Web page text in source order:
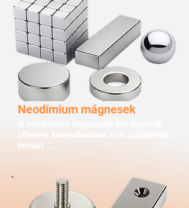
ellenére kiemelkedően erős mágneses
tartást ...
Neodímium mágnesek